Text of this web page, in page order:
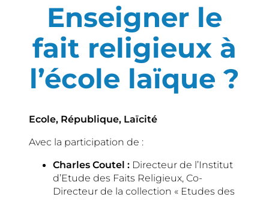
Enseigner le
fait religieux à
l’école laïque ?
Ecole, République, Laïcité
Avec la participation de :
Charles Coutel : Directeur de l’Institut
d’Etude des Faits Religieux, Co-
Directeur de la collection « Etudes des